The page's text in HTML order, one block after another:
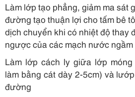
Làm lớp tạo phẳng, giảm ma sát
đường tạo thuận lợi cho tấm bê
dịch chuyển khi có nhiệt độ thay
ngược của các mạch nước ngầm
Làm lớp cách ly giữa lớp
làm bằng cát dày 2-5cm) và
đường